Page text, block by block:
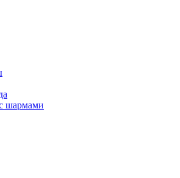
шармами